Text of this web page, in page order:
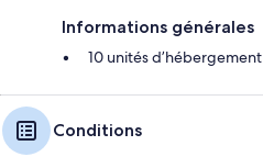
Informations générales
10 unités d’hébergement
Conditions